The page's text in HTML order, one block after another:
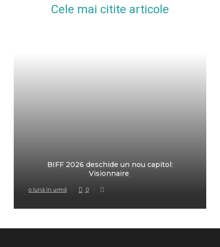
Cele mai citite articole
BIFF 2026 deschide un nou capitol:
Visionnaire
o lună în urmă 0